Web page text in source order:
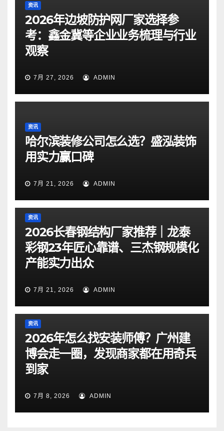
资讯
2026年边坡防护网厂家选择参
考：鑫金冀等企业业务梳理与行业
观察
7月 27, 2026 ADMIN
资讯
哈尔滨装修公司怎么选？盛泓装饰
用实力赢口碑
7月 21, 2026 ADMIN
资讯
2026长春钢结构厂家推荐｜龙泰
彩钢23年匠心靠谱、三杰钢规模化
产能实力出众
7月 21, 2026 ADMIN
资讯
2026年怎么找安装师傅？广州建
博会走一圈，发现商家都在用奇兵
到家
7月 8, 2026 ADMIN